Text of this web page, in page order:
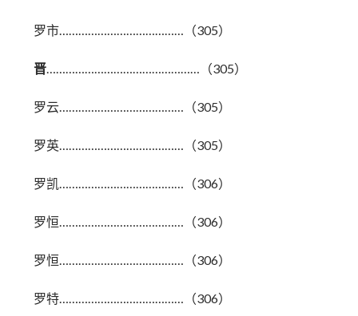
罗市…………………………………（305）
晋…………………………………………（305）
罗云…………………………………（305）
罗英…………………………………（305）
罗凯…………………………………（306）
罗恒…………………………………（306）
罗恒…………………………………（306）
罗特…………………………………（306）